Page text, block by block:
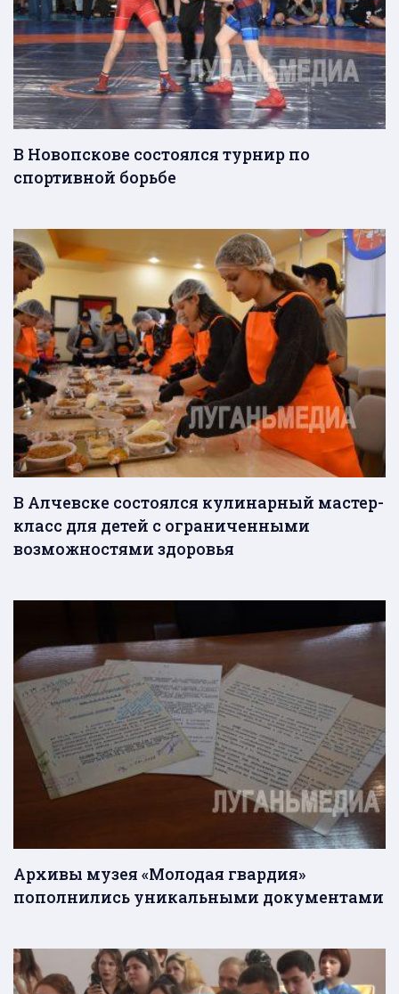
В Новопскове состоялся турнир по
спортивной борьбе
В Алчевске состоялся кулинарный мастер-
класс для детей с ограниченными
возможностями здоровья
Архивы музея «Молодая гвардия»
пополнились уникальными документами